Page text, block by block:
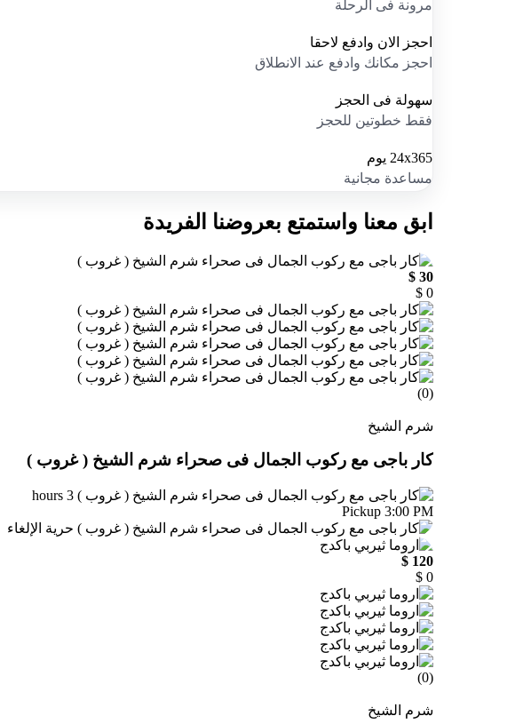
مرونة فى الرحلة
احجز الان وادفع لاحقا
احجز مكانك وادفع عند الانطلاق
سهولة فى الحجز
فقط خطوتين للحجز
24x365 يوم
مساعدة مجانية
ابق معنا واستمتع بعروضنا الفريدة
30 $
0 $
(0)
شرم الشيخ
كار باجى مع ركوب الجمال فى صحراء شرم الشيخ ( غروب )
3 hours
Pickup 3:00 PM
حرية الإلغاء
120 $
0 $
(0)
شرم الشيخ